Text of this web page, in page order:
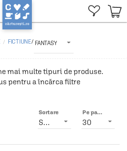
FICTIUNE/ FANTASY
mai multe tipuri de produse.
pentru a încărca filtre
Pe pagină
30
Sortare
Smart